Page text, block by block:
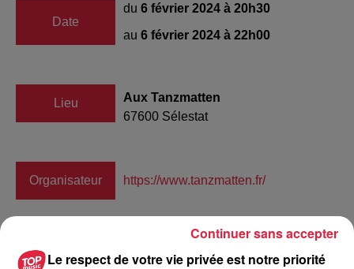
Date
du 6 février 2024 à 20h30
au 6 février 2024 à 22h00
Lieu
Aux Tanzmatten
67600 Sélestat
Organisateur https://www.tanzmatten.fr/
Tarif Payant
Le respect de votre vie privée est notre priorité
Continuer sans accepter